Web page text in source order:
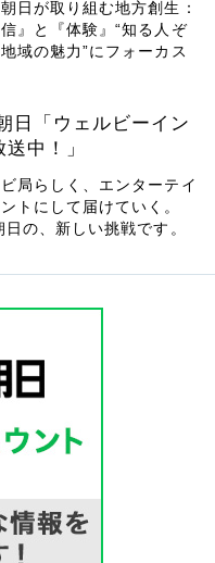
日が取り組む地方創生：
信』と『体験』“知る人ぞ
域の魅力”にフォーカス
日「ウェルビーイン
送中！」
局らしく、エンターテイ
トにして届けていく。
日の、新しい挑戦です。